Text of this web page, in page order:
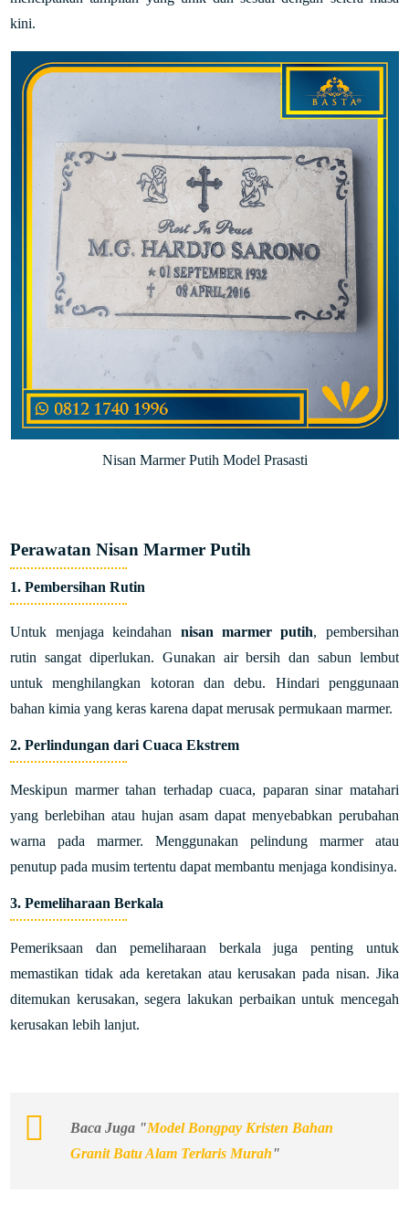
kini.
Nisan Marmer Putih Model Prasasti
Perawatan Nisan Marmer Putih
1. Pembersihan Rutin
Untuk menjaga keindahan nisan marmer putih, pembersihan
rutin sangat diperlukan. Gunakan air bersih dan sabun lembut
untuk menghilangkan kotoran dan debu. Hindari penggunaan
bahan kimia yang keras karena dapat merusak permukaan marmer.
2. Perlindungan dari Cuaca Ekstrem
Meskipun marmer tahan terhadap cuaca, paparan sinar matahari
yang berlebihan atau hujan asam dapat menyebabkan perubahan
warna pada marmer. Menggunakan pelindung marmer atau
penutup pada musim tertentu dapat membantu menjaga kondisinya.
3. Pemeliharaan Berkala
Pemeriksaan dan pemeliharaan berkala juga penting untuk
memastikan tidak ada keretakan atau kerusakan pada nisan. Jika
ditemukan kerusakan, segera lakukan perbaikan untuk mencegah
kerusakan lebih lanjut.
Baca Juga "Model Bongpay Kristen Bahan
Granit Batu Alam Terlaris Murah "